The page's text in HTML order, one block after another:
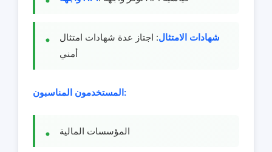
شهادات الامتثال: اجتاز عدة شهادات امتثال
أمني
المستخدمون المناسبون:
المؤسسات المالية